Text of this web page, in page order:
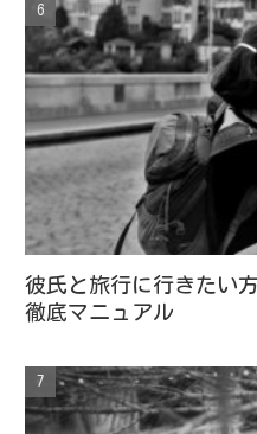
彼氏と旅行に行きたい
徹底マニュアル